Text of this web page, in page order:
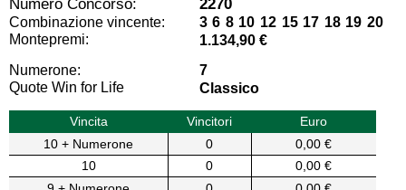
Combinazione vincente:
3 6 8 10 12 15 17 18 19 20
Montepremi:
1.134,90 €
Numerone:
7
Quote Win for Life
Classico
Vincita Vincitori
Euro
10 + Numerone
0
0,00 €
10
0
0,00 €